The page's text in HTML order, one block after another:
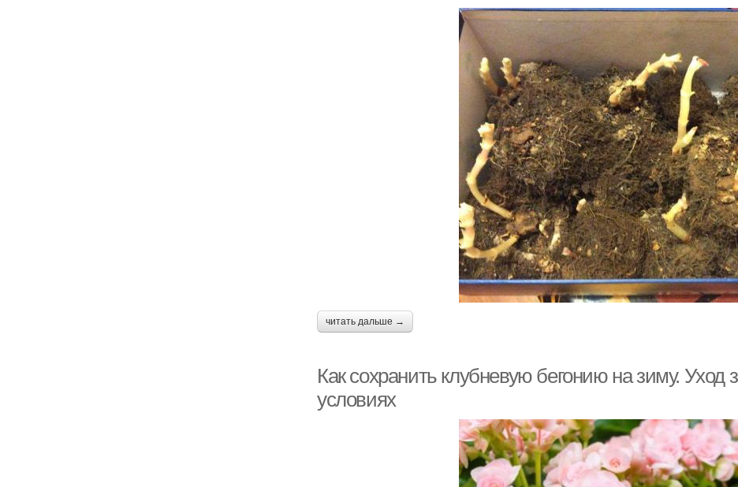
читать дальше →
Как сохранить клубневую бегонию на зиму.
условиях